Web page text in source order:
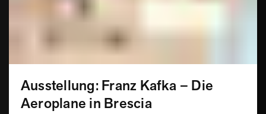
Ausstellung: Franz Kafka – Die
Aeroplane in Brescia